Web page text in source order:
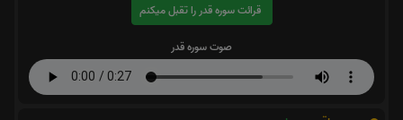
قرائت سوره قدر را تقبل میکنم
صوت سوره قدر